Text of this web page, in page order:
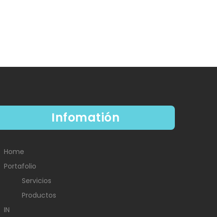
Infomatión
Home
Portafolio
Servicios
Productos
IN